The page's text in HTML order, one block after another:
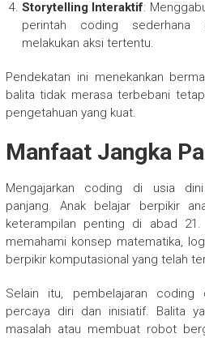
Storytelling Interaktif:
perintah coding sederhana
melakukan aksi tertentu.
Pendekatan ini menekankan
balita tidak merasa terbebani
pengetahuan yang kuat.
Manfaat Jangka
Mengajarkan coding di usia
panjang. Anak belajar berpikir
keterampilan penting di abad
memahami konsep matematika,
berpikir komputasional yang telah
Selain itu, pembelajaran coding
percaya diri dan inisiatif. Balita
masalah atau membuat robot